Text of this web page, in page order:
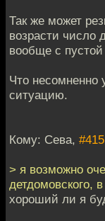
Так же может
возрасти число
вообще с
Что несомненно
ситуацию.
Кому: Сева, #415
> я возможно
детдомовского,
хороший ли я